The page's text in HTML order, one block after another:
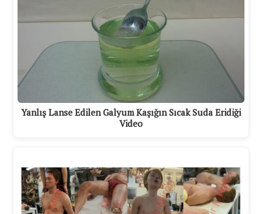
Yanlış Lanse Edilen Galyum Kaşığın Sıcak Suda Eridiği
Video